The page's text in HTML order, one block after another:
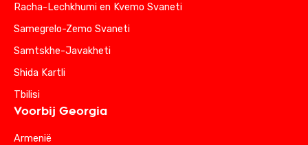
Racha-Lechkhumi en Kvemo Svaneti
Samegrelo-Zemo Svaneti
Samtskhe-Javakheti
Shida Kartli
Tbilisi
Voorbij Georgia
Armenië